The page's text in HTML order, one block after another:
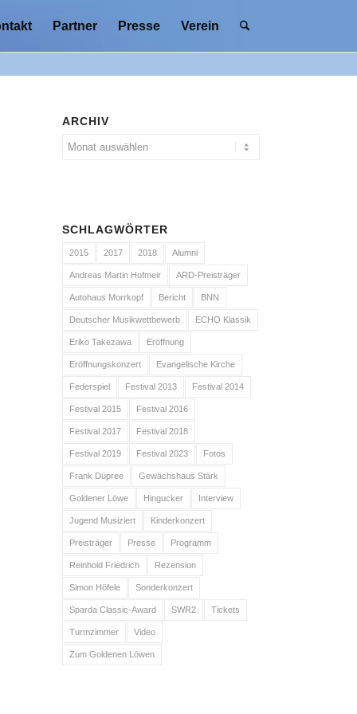
Partner Presse Verein
ARCHIV
SCHLAGWÖRTER
2015 2017 2018 Alumni
Andreas Martin Hofmeir ARD-Preisträger
Autohaus Morrkopf Bericht BNN
Deutscher Musikwettbewerb ECHO Klassik
Eriko Takezawa Eröffnung
Eröffnungskonzert Evangelische Kirche
Federspiel Festival 2013 Festival 2014
Festival 2015 Festival 2016
Festival 2017 Festival 2018
Festival 2019 Festival 2023 Fotos
Frank Düpree Gewächshaus Stärk
Goldener Löwe Hingucker Interview
Jugend Musiziert Kinderkonzert
Preisträger Presse Programm
Reinhold Friedrich Rezension
Simon Höfele Sonderkonzert
Sparda Classic-Award SWR2 Tickets
Turmzimmer Video
Zum Goldenen Löwen